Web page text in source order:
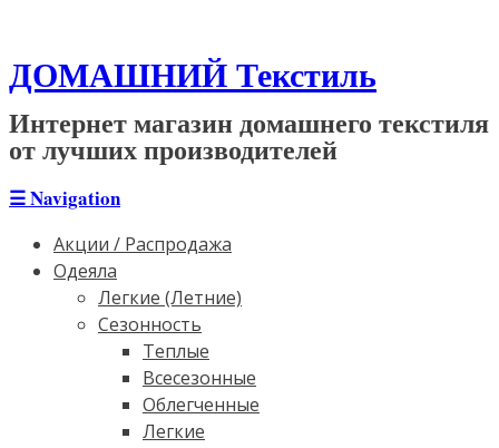
ДОМАШНИЙ Текстиль
Интернет магазин домашнего текстиля
от лучших производителей
☰Navigation
Акции / Распродажа
Одеяла
Легкие (Летние)
Сезонность
Теплые
Всесезонные
Облегченные
Легкие